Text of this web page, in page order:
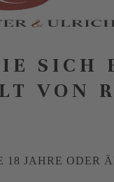
SICH
VON
18 JAHRE ODER